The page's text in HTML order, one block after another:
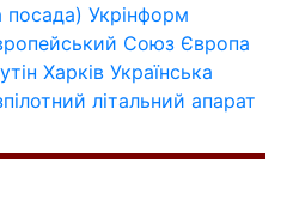
посада) Укрінформ
Союз Європа
Харків Українська
літальний апарат